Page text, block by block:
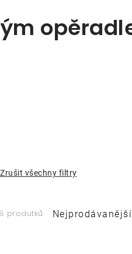
Zrušit všechny filtry
produtků
ŘNejprodávanější